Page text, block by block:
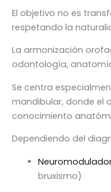
El objetivo no es
respetando la
La armonización
odontología,
Se centra
mandibular, donde el
conocimiento
Dependiendo del
bruxismo)